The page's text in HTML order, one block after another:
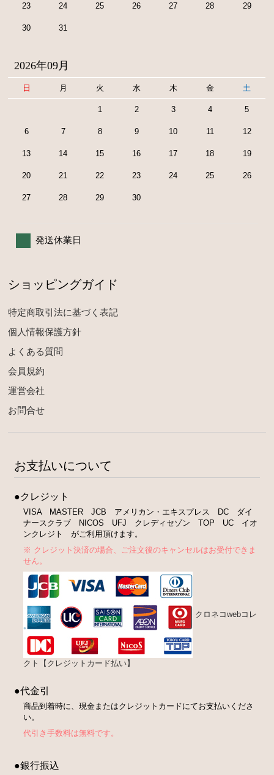
23 24 25 26 27 28 29
30 31
2026年09月
日 月 火 水 木 金 土
1 2 3 4 5
6 7 8 9 10 11 12
13 14 15 16 17 18 19
20 21 22 23 24 25 26
27 28 29 30
発送休業日
ショッピングガイド
特定商取引法に基づく表記
個人情報保護方針
よくある質問
会員規約
運営会社
お問合せ
お支払いについて
●クレジット
VISA MASTER JCB アメリカン・エキスプレス DC ダイ
ナースクラブ NICOS UFJ クレディセゾン TOP UC イオ
ンクレジト がご利用頂けます。
※ クレジット決済の場合、ご注文後のキャンセルはお受付できま
せん。
クロネコwebコレ
クト【クレジットカード払い】
●代金引
商品到着時に、現金またはクレジットカードにてお支払いくださ
い。
代引き手数料は無料です。
●銀行振込